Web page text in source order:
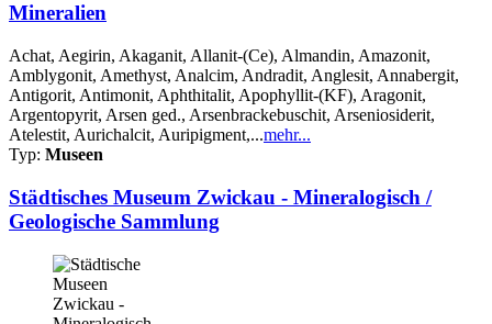
Mineralien
Achat, Aegirin, Akaganit, Allanit-(Ce), Almandin, Amazonit,
Amblygonit, Amethyst, Analcim, Andradit, Anglesit, Annabergit,
Antigorit, Antimonit, Aphthitalit, Apophyllit-(KF), Aragonit,
Argentopyrit, Arsen ged., Arsenbrackebuschit, Arseniosiderit,
Atelestit, Aurichalcit, Auripigment,...mehr...
Typ: Museen
Städtisches Museum Zwickau - Mineralogisch /
Geologische Sammlung